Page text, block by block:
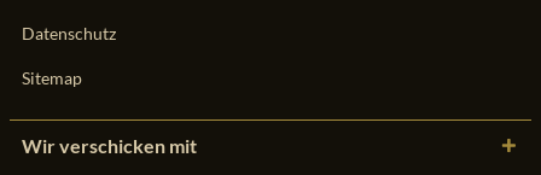
Datenschutz
Sitemap
Wir verschicken mit